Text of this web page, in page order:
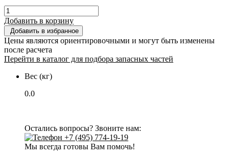
Добавить в корзину
Добавить в избранное
Цены являются ориентировочными и могут быть изменены
после расчета
Перейти в каталог для подбора запасных частей
Вес (кг)
0.0
Остались вопросы? Звоните нам:
+7 (495) 774-19-19
Мы всегда готовы Вам помочь!